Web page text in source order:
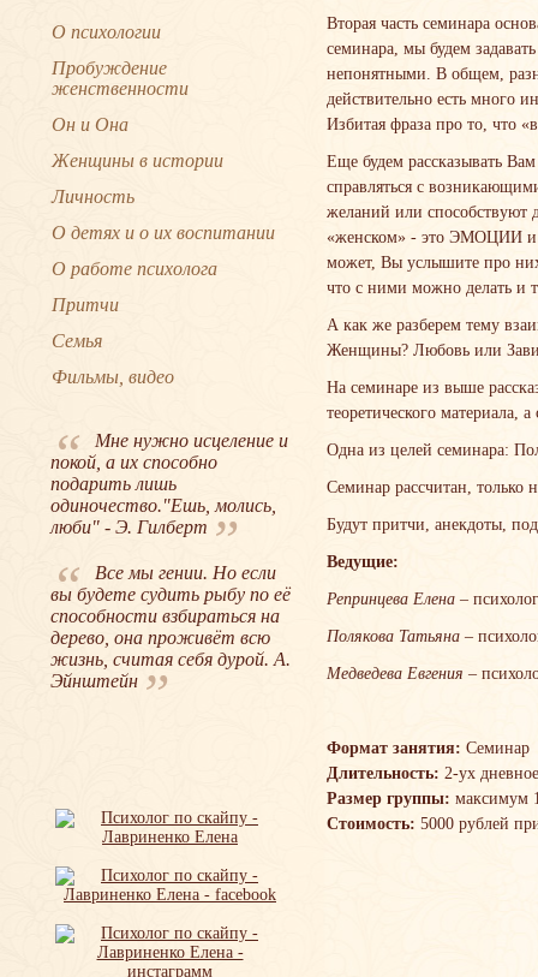
О психологии
Пробуждение
женственности
Он и Она
Женщины в истории
Личность
О детях и о их воспитании
О работе психолога
Притчи
Семья
Фильмы, видео
“
Мне нужно исцеление и
покой, а их способно
подарить лишь
одиночество."Ешь, молись,
люби" - Э. Гилберт ”
“
Все мы гении. Но если
вы будете судить рыбу по её
способности взбираться на
дерево, она проживёт всю
жизнь, считая себя дурой. А.
Эйнштейн ”
Вторая часть семинара
семинара, мы будем
непонятными. В общем,
действительно есть много
Избитая фраза про то, что
Еще будем рассказывать
справляться с
желаний или способствуют
«женском» - это ЭМОЦИИ и
может, Вы услышите про
что с ними можно делать и
А как же разберем тему
Женщины? Любовь или
На семинаре из выше
теоретического материала,
Одна из целей семинара:
Семинар рассчитан,
Будут притчи, анекдоты,
Ведущие:
Репринцева Елена –
Полякова Татьяна –
Медведева Евгения –
Формат занятия: Семинар
Длительность: 2-ух
Размер группы: максимум
Стоимость: 5000 рублей